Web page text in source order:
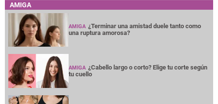
AMIGA
AMIGA ¿Terminar una amistad duele tanto como
una ruptura amorosa?
AMIGA ¿Cabello largo o corto? Elige tu corte según
tu cuello